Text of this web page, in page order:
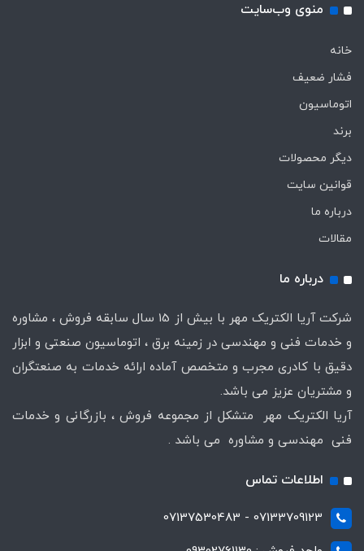
منوی وب‌سایت
خانه
فشار ضعیف
اتوماسیون
برند
دیگر محصولات
قوانین سایت
درباره ما
مقالات
درباره ما
شرکت آریا الکتریک مهر با بیش از 15 سال سابقه فروش ، مشاوره
و خدمات فنی و مهندسی در زمینه برق ، اتوماسیون صنعتی و ابزار
دقیق با کادری مجرب و متخصص آماده ارائه خدمات به صنعتگران
و مشتریان عزیز می باشد.
آریا الکتریک مهر متشکل از مجموعه فروش ، بازرگانی و خدمات
فنی مهندسی و مشاوره می باشد .
اطلاعات تماس
07133709123 - 07137530483